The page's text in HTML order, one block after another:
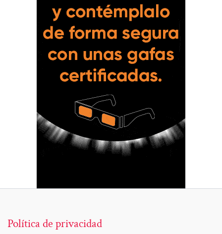
Política de privacidad